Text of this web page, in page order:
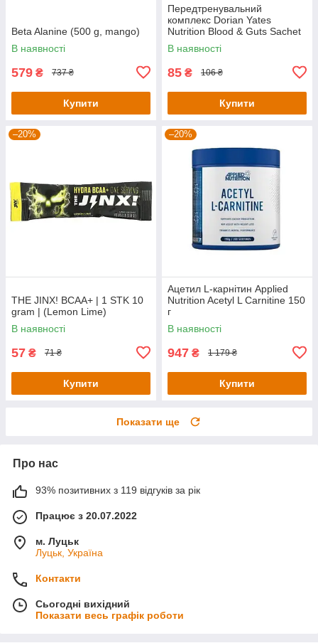
Beta Alanine (500 g, mango)
В наявності
579 ₴ 737 ₴
Купити
Передтренувальний
комплекс Dorian Yates
Nutrition Blood & Guts Sachet
— 19 g (Pear Kiwi)
В наявності
85 ₴ 106 ₴
Купити
–20%
THE JINX! BCAA+ | 1 STK 10
gram | (Lemon Lime)
В наявності
57 ₴ 71 ₴
Купити
–20%
Ацетил L-карнітин Applied
Nutrition Acetyl L Carnitine 150
г
В наявності
947 ₴ 1 179 ₴
Купити
Показати ще
Про нас
93% позитивних з 119 відгуків за рік
Працює з 20.07.2022
м. Луцьк
Луцьк, Україна
Контакти
Сьогодні вихідний
Показати весь графік роботи